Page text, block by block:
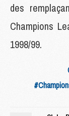
des
Champions
1998/99.